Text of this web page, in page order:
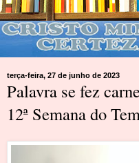
terça-feira, 27 de junho de 2023
Palavra se fez
12ª Semana do